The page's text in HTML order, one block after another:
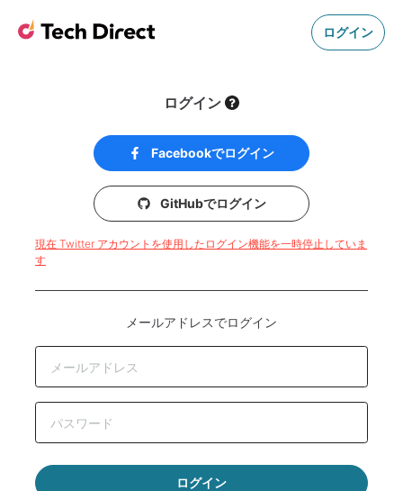
ログイン
ログイン
Facebookでログイン
GitHubでログイン
現在 Twitter アカウントを使用したログイン機能を一時停止していま
す
メールアドレスでログイン
ログイン